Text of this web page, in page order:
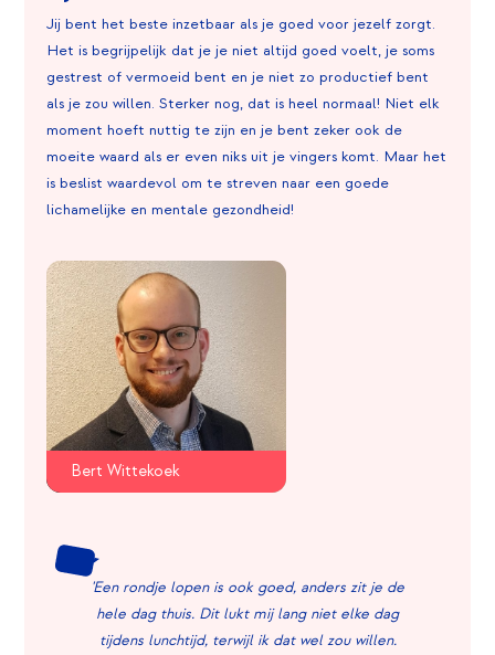
Jij bent het beste inzetbaar als je goed voor jezelf zorgt.
Het is begrijpelijk dat je je niet altijd goed voelt, je soms
gestrest of vermoeid bent en je niet zo productief bent
als je zou willen. Sterker nog, dat is heel normaal! Niet elk
moment hoeft nuttig te zijn en je bent zeker ook de
moeite waard als er even niks uit je vingers komt. Maar het
is beslist waardevol om te streven naar een goede
lichamelijke en mentale gezondheid!
Bert Wittekoek
'Een rondje lopen is ook goed, anders zit je de
hele dag thuis. Dit lukt mij lang niet elke dag
tijdens lunchtijd, terwijl ik dat wel zou willen.